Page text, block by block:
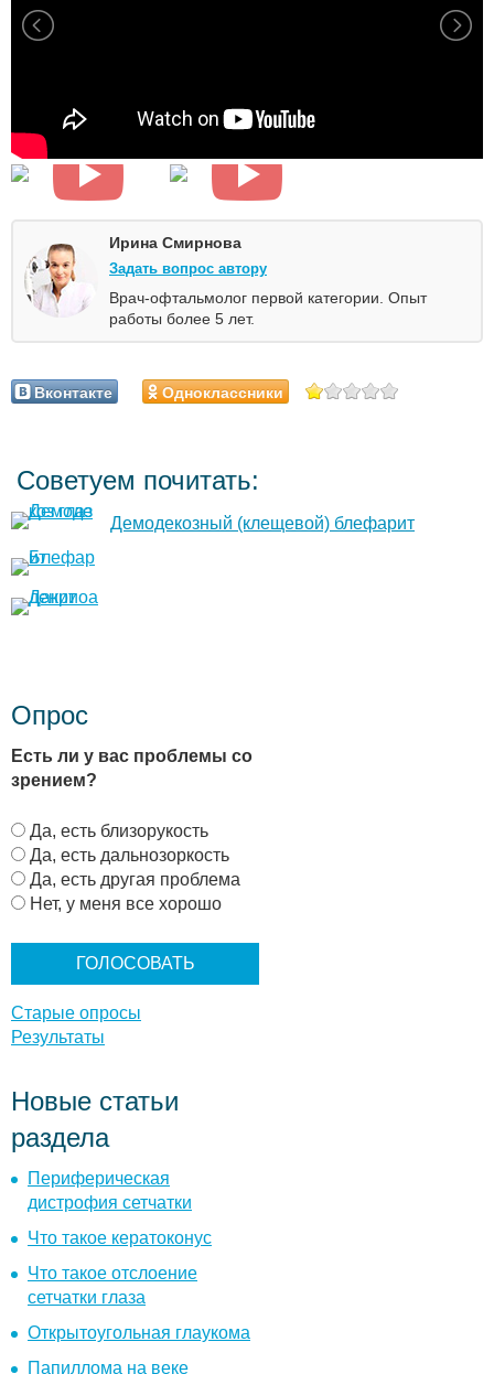
Ирина Смирнова
Задать вопрос автору
Врач-офтальмолог первой категории. Опыт
работы более 5 лет.
Вконтакте Одноклассники
Советуем почитать:
Демодекозный (клещевой) блефарит
Опрос
Есть ли у вас проблемы со
зрением?
В
а
р
и
Да, есть близорукость
Да, есть дальнозоркость
Да, есть другая проблема
Нет, у меня все хорошо
Старые опросы
Результаты
Новые статьи
раздела
Периферическая
дистрофия сетчатки
Что такое кератоконус
Что такое отслоение
сетчатки глаза
Открытоугольная глаукома
Папиллома на веке